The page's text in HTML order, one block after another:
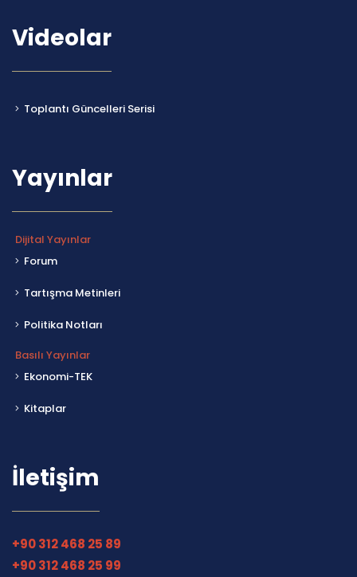
Videolar
Toplantı Güncelleri Serisi
Yayınlar
Dijital Yayınlar
Forum
Tartışma Metinleri
Politika Notları
Basılı Yayınlar
Ekonomi-TEK
Kitaplar
İletişim
+90 312 468 25 89
+90 312 468 25 99